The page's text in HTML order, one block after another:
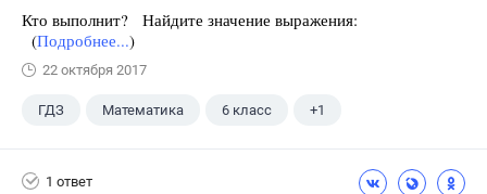
Кто выполнит? Найдите значение выражения:
(Подробнее...)
22 октября 2017
ГДЗ Математика 6 класс +1
1 ответ